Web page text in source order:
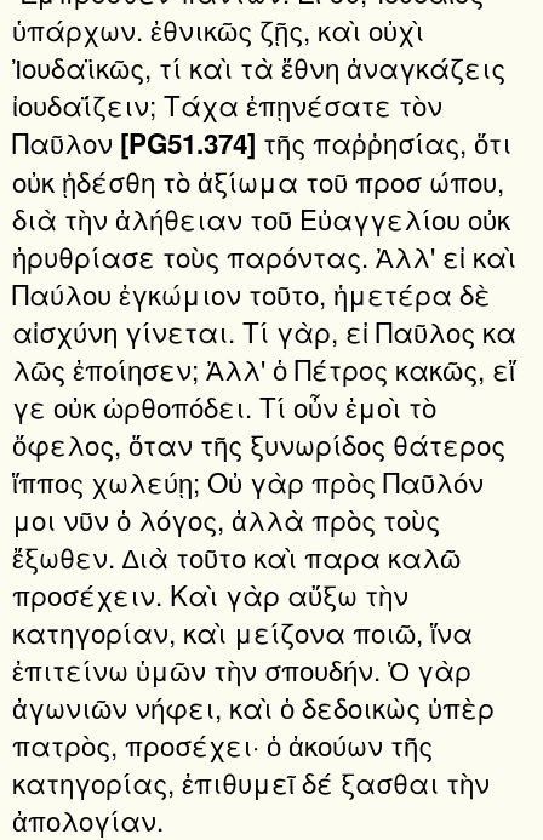
ὑπάρχων. ἐθνικῶς ζῇς, καὶ οὐχὶ
Ἰουδαϊκῶς, τί καὶ τὰ ἔθνη ἀναγκάζεις
ἰουδαΐζειν; Τάχα ἐπῃνέσατε τὸν
Παῦλον [PG51.374] τῆς παῤῥησίας, ὅτι
οὐκ ᾐδέσθη τὸ ἀξίωμα τοῦ προσ ώπου,
διὰ τὴν ἀλήθειαν τοῦ Εὐαγγελίου οὐκ
ἠρυθρίασε τοὺς παρόντας. Ἀλλ' εἰ καὶ
Παύλου ἐγκώμιον τοῦτο, ἡμετέρα δὲ
αἰσχύνη γίνεται. Τί γὰρ, εἰ Παῦλος κα
λῶς ἐποίησεν; Ἀλλ' ὁ Πέτρος κακῶς, εἴ
γε οὐκ ὠρθοπόδει. Τί οὖν ἐμοὶ τὸ
ὄφελος, ὅταν τῆς ξυνωρίδος θάτερος
ἵππος χωλεύῃ; Οὐ γὰρ πρὸς Παῦλόν
μοι νῦν ὁ λόγος, ἀλλὰ πρὸς τοὺς
ἔξωθεν. ∆ιὰ τοῦτο καὶ παρα καλῶ
προσέχειν. Καὶ γὰρ αὔξω τὴν
κατηγορίαν, καὶ μείζονα ποιῶ, ἵνα
ἐπιτείνω ὑμῶν τὴν σπουδήν. Ὁ γὰρ
ἀγωνιῶν νήφει, καὶ ὁ δεδοικὼς ὑπὲρ
πατρὸς, προσέχει· ὁ ἀκούων τῆς
κατηγορίας, ἐπιθυμεῖ δέ ξασθαι τὴν
ἀπολογίαν.